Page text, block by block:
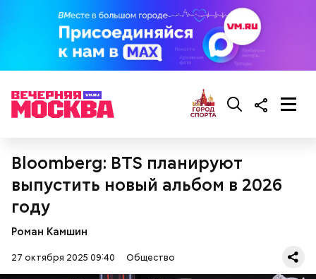
Bloomberg: BTS планируют
выпустить новый альбом в 2026
году
Роман Камшин
27 октября 2025 09:40 Общество
Ингредиенты: